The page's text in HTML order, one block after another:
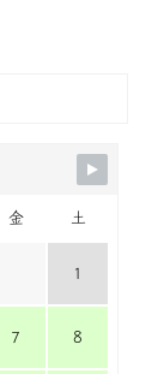
金 土
1
7 8